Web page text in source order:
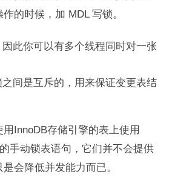
的时候，加 MDL 写锁。
此你可以有多个线程同时对一张
间是互斥的，用来保证变更表结
InnoDB存储引擎的表上使用
手动锁表语句，它们并不会提供
会降低并发能力而已。